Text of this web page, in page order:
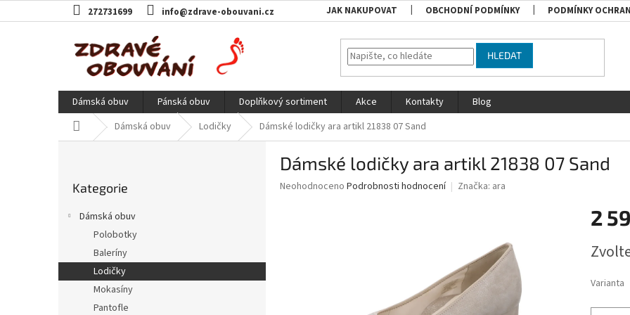
na
272731699 info@zdrave-obouvani.cz JAK NAKUPOVAT OBCHODNÍ PODMÍNKY PODMÍNKY
HLEDAT
Dámská obuv Pánská obuv Doplňkový sortiment Akce Kontakty
Blog
Domů Dámská obuv Lodičky Dámské lodičky ara artikl 21838 07 Sand
kategorie
Kategorie
Dámská obuv
Polobotky
Baleríny
Lodičky
Mokasíny
Pantofle
Dámské lodičky ara artikl 21838 07 Sand
Průměrné
Neohodnoceno Podrobnosti hodnocení Značka: ara
2
cena:
Varianta